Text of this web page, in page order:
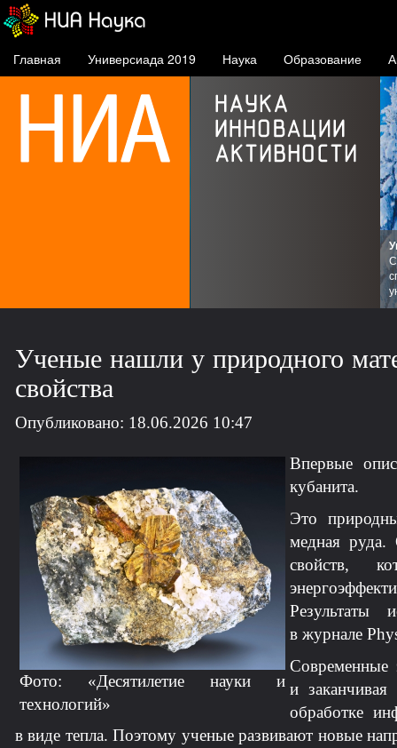
Главная Универсиада 2019 Наука Образование
Ученые нашли у природного
свойства
Опубликовано: 18.06.2026 10:47
Фото: «Десятилетие науки и
технологий»
Впервые
кубанита.
Этоприродн
медная руда.
свойств,
Результаты
в журнале
Современные
и
обработке
в виде тепла. Поэтому ученые развивают новые